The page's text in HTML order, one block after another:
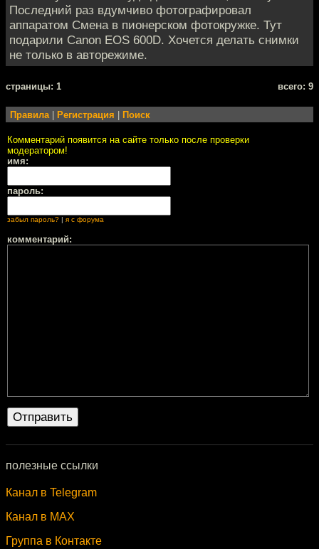
Последний раз вдумчиво фотографировал
аппаратом Смена в пионерском фотокружке. Тут
подарили Canon EOS 600D. Хочется делать снимки
не только в авторежиме.
cтраницы: 1 всего: 9
Правила | Регистрация | Поиск
Комментарий появится на сайте только после проверки
модератором!
имя:
пароль:
забыл пароль? | я с форума
комментарий:
полезные ссылки
Канал в Telegram
Канал в MAX
Группа в Контакте